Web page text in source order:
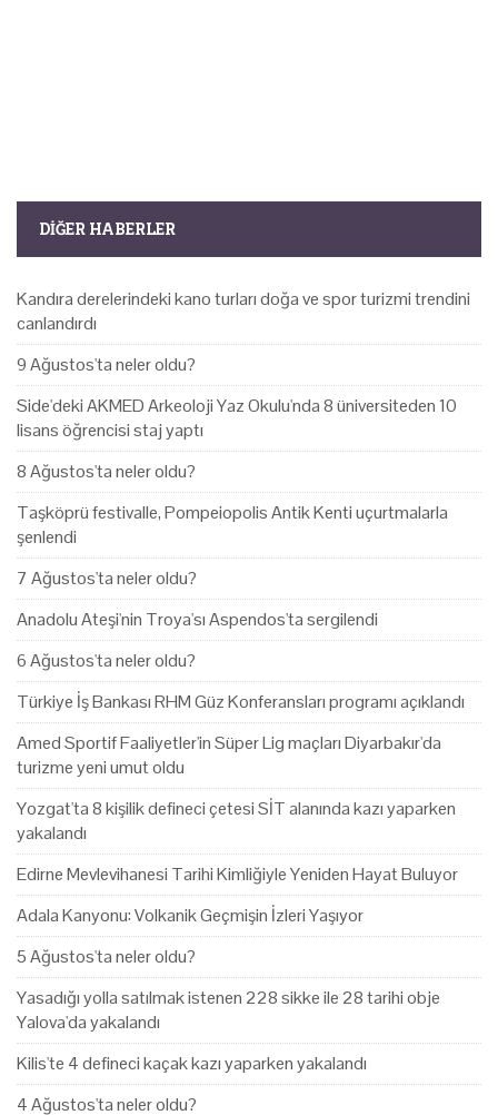
DIĞER HABERLER
Kandıra derelerindeki kano turları doğa ve spor turizmi trendini
canlandırdı
9 Ağustos'ta neler oldu?
Side'deki AKMED Arkeoloji Yaz Okulu'nda 8 üniversiteden 10
lisans öğrencisi staj yaptı
8 Ağustos'ta neler oldu?
Taşköprü festivalle, Pompeiopolis Antik Kenti uçurtmalarla
şenlendi
7 Ağustos'ta neler oldu?
Anadolu Ateşi'nin Troya'sı Aspendos'ta sergilendi
6 Ağustos'ta neler oldu?
Türkiye İş Bankası RHM Güz Konferansları programı açıklandı
Amed Sportif Faaliyetler'in Süper Lig maçları Diyarbakır'da
turizme yeni umut oldu
Yozgat'ta 8 kişilik defineci çetesi SİT alanında kazı yaparken
yakalandı
Edirne Mevlevihanesi Tarihi Kimliğiyle Yeniden Hayat Buluyor
Adala Kanyonu: Volkanik Geçmişin İzleri Yaşıyor
5 Ağustos'ta neler oldu?
Yasadığı yolla satılmak istenen 228 sikke ile 28 tarihi obje
Yalova'da yakalandı
Kilis'te 4 defineci kaçak kazı yaparken yakalandı
4 Ağustos'ta neler oldu?